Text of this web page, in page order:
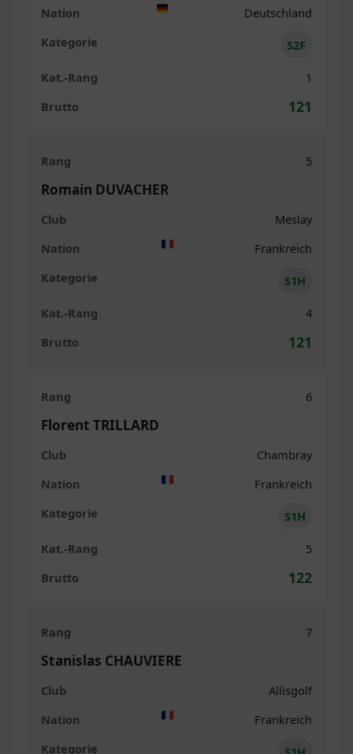
Deutschland
S2F
1
121
5
Romain DUVACHER
Meslay
Frankreich
S1H
4
121
6
Florent TRILLARD
Chambray
Frankreich
S1H
5
122
7
Stanislas CHAUVIERE
Allisgolf
Frankreich